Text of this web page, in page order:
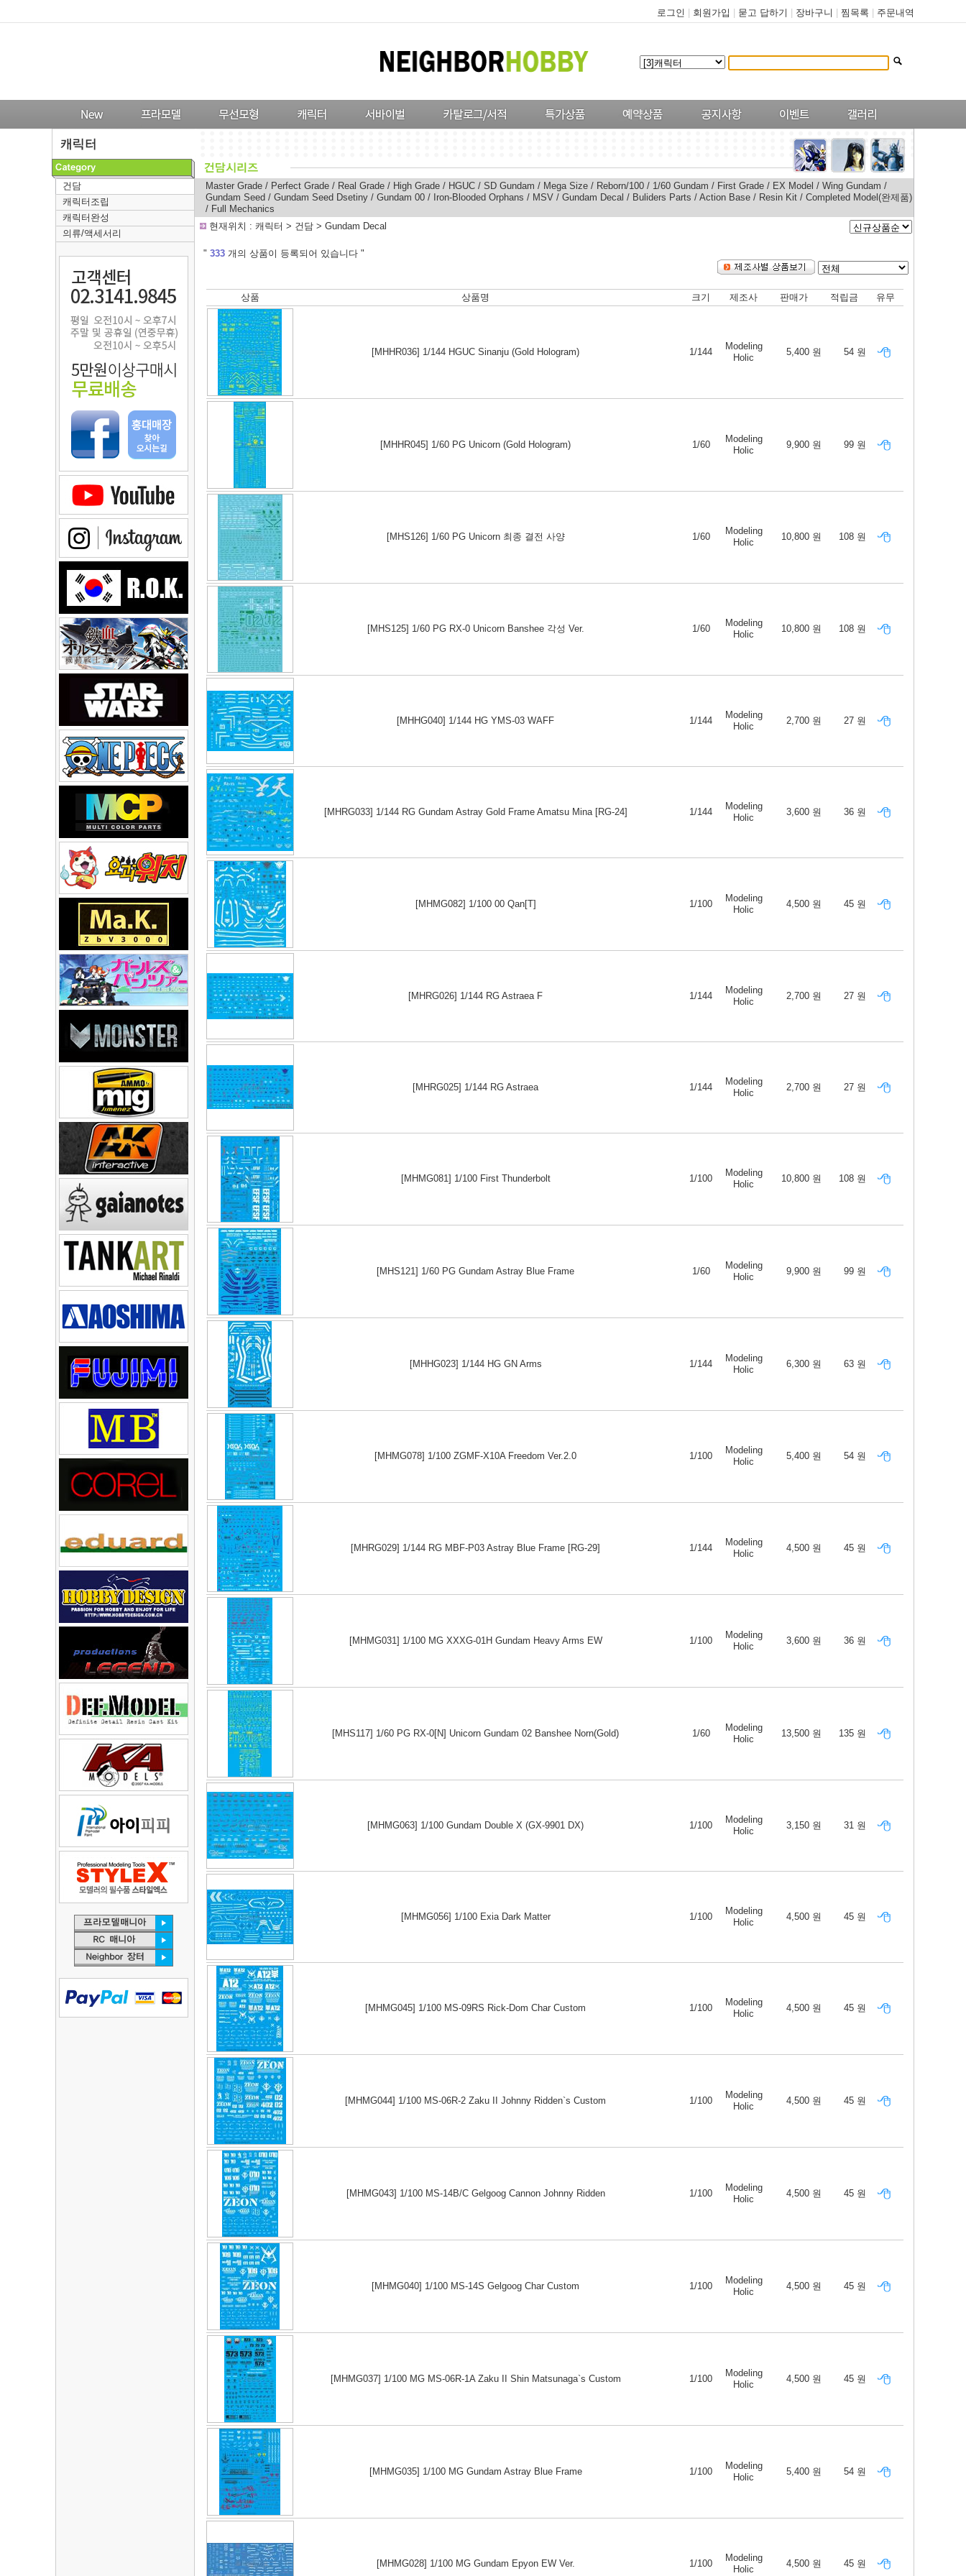
로그인 회원가입 묻고 답하기 장바구니 찜목록 주문내역
건담
캐릭터조립
캐릭터완성
의류/액세서리
Master Grade / Perfect Grade / Real Grade / High Grade / HGUC / SD Gundam / Mega Size / Reborn/100 / 1/60 Gundam / First Grade / EX Model / Wing Gundam /
Gundam Seed / Gundam Seed Dsetiny / Gundam 00 / Iron-Blooded Orphans / MSV / Gundam Decal / Buliders Parts / Action Base / Resin Kit / Completed Model(완제품)
/ Full Mechanics
현재위치 : 캐릭터 > 건담 > Gundam Decal
" 333 개의 상품이 등록되어 있습니다 "
상품 상품명 크기 제조사 판매가 적립금 유무
[MHHR036] 1/144 HGUC Sinanju (Gold Hologram) 1/144
Modeling
Holic
5,400 원 54 원
[MHHR045] 1/60 PG Unicorn (Gold Hologram) 1/60
Modeling
Holic
9,900 원 99 원
[MHS126] 1/60 PG Unicorn 최종 결전 사양 1/60
Modeling
Holic
10,800 원 108 원
[MHS125] 1/60 PG RX-0 Unicorn Banshee 각성 Ver. 1/60
Modeling
Holic
10,800 원 108 원
[MHHG040] 1/144 HG YMS-03 WAFF 1/144
Modeling
Holic
2,700 원 27 원
[MHRG033] 1/144 RG Gundam Astray Gold Frame Amatsu Mina [RG-24] 1/144
Modeling
Holic
3,600 원 36 원
[MHMG082] 1/100 00 Qan[T] 1/100
Modeling
Holic
4,500 원 45 원
[MHRG026] 1/144 RG Astraea F 1/144
Modeling
Holic
2,700 원 27 원
[MHRG025] 1/144 RG Astraea 1/144
Modeling
Holic
2,700 원 27 원
[MHMG081] 1/100 First Thunderbolt 1/100
Modeling
Holic
10,800 원 108 원
[MHS121] 1/60 PG Gundam Astray Blue Frame 1/60
Modeling
Holic
9,900 원 99 원
[MHHG023] 1/144 HG GN Arms 1/144
Modeling
Holic
6,300 원 63 원
[MHMG078] 1/100 ZGMF-X10A Freedom Ver.2.0 1/100
Modeling
Holic
5,400 원 54 원
[MHRG029] 1/144 RG MBF-P03 Astray Blue Frame [RG-29] 1/144
Modeling
Holic
4,500 원 45 원
[MHMG031] 1/100 MG XXXG-01H Gundam Heavy Arms EW 1/100
Modeling
Holic
3,600 원 36 원
[MHS117] 1/60 PG RX-0[N] Unicorn Gundam 02 Banshee Norn(Gold) 1/60
Modeling
Holic
13,500 원 135 원
[MHMG063] 1/100 Gundam Double X (GX-9901 DX) 1/100
Modeling
Holic
3,150 원 31 원
[MHMG056] 1/100 Exia Dark Matter 1/100
Modeling
Holic
4,500 원 45 원
[MHMG045] 1/100 MS-09RS Rick-Dom Char Custom 1/100
Modeling
Holic
4,500 원 45 원
[MHMG044] 1/100 MS-06R-2 Zaku II Johnny Ridden`s Custom 1/100
Modeling
Holic
4,500 원 45 원
[MHMG043] 1/100 MS-14B/C Gelgoog Cannon Johnny Ridden 1/100
Modeling
Holic
4,500 원 45 원
[MHMG040] 1/100 MS-14S Gelgoog Char Custom 1/100
Modeling
Holic
4,500 원 45 원
[MHMG037] 1/100 MG MS-06R-1A Zaku II Shin Matsunaga`s Custom 1/100
Modeling
Holic
4,500 원 45 원
[MHMG035] 1/100 MG Gundam Astray Blue Frame 1/100
Modeling
Holic
5,400 원 54 원
[MHMG028] 1/100 MG Gundam Epyon EW Ver. 1/100
Modeling
Holic
4,500 원 45 원